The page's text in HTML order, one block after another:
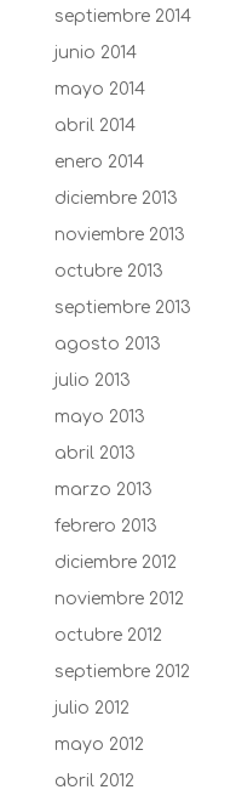
septiembre 2014
junio 2014
mayo 2014
abril 2014
enero 2014
diciembre 2013
noviembre 2013
octubre 2013
septiembre 2013
agosto 2013
julio 2013
mayo 2013
abril 2013
marzo 2013
febrero 2013
diciembre 2012
noviembre 2012
octubre 2012
septiembre 2012
julio 2012
mayo 2012
abril 2012